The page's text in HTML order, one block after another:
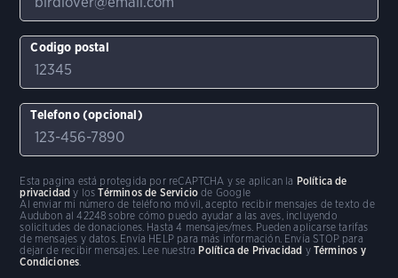
Codigo postal
Telefono (opcional)
Al enviar mi número de teléfono móvil, acepto recibir mensajes de texto de
Audubon al 42248 sobre cómo puedo ayudar a las aves, incluyendo
solicitudes de donaciones. Hasta 4 mensajes/mes. Pueden aplicarse tarifas
de mensajes y datos. Envía HELP para más información. Envía STOP para
dejar de recibir mensajes. Lee nuestra Política de Privacidad y Términos y
Condiciones
Esta pagina está protegida por reCAPTCHA y se aplican la Política de
privacidad y losTérminos de Servicio de Google